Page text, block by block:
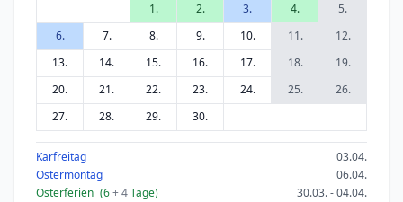
1.
2. 3. 4.
5.
6.
7. 8. 9. 10. 11.
12.
13.
14. 15. 16. 17. 18.
19.
20.
21. 22. 23. 24. 25.
26.
27.
28. 29. 30.
Karfreitag
03.04.
Ostermontag
06.04.
Osterferien (6+ 4Tage) 30.03. - 04.04.